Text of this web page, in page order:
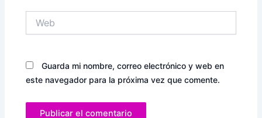
Guarda mi nombre, correo electrónico y web en
este navegador para la próxima vez que comente.